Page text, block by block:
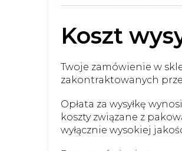
Koszt
Twoje zamówienie w
zakontraktowanych
Opłata za wysyłkę
koszty związane z
wyłącznie wysokiej